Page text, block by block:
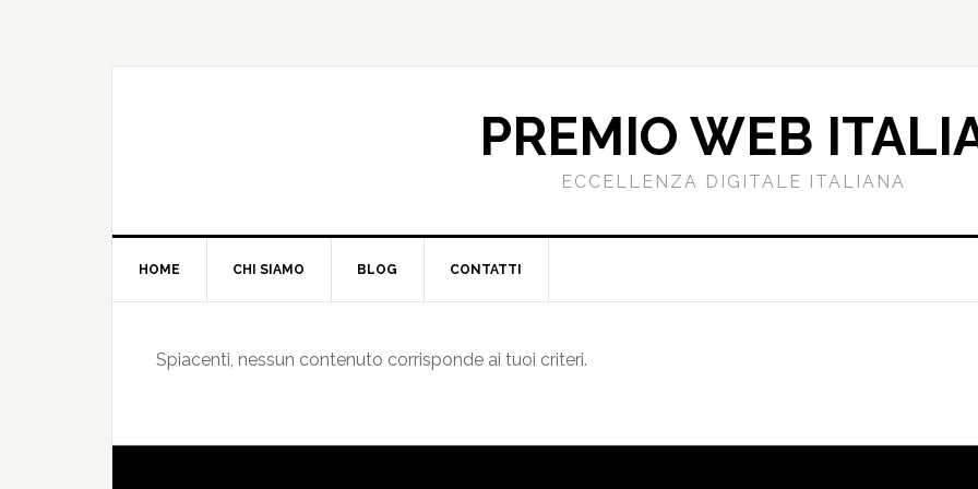
PREMIO WEB
ECCELLENZA DIGITALE ITALIANA
HOME CHI SIAMO BLOG CONTATTI
Spiacenti, nessun contenuto corrisponde ai tuoi criteri.